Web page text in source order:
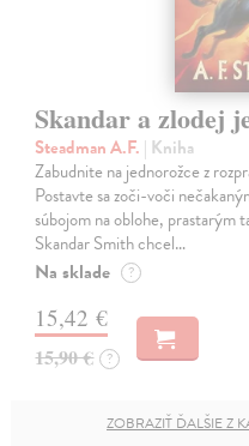
Skandar a zlodej
Steadman A.F. | Kniha
Zabudnite na jednorožce z
Postavte sa zoči-voči
súbojom na oblohe, prastarým
Skandar Smith chcel…
Na sklade ?
15,42 €
15,90 € ?
ZOBRAZIŤ ĎALŠIE Z